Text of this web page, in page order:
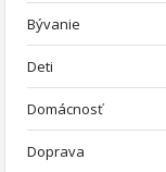
Bývanie
Deti
Domácnosť
Doprava